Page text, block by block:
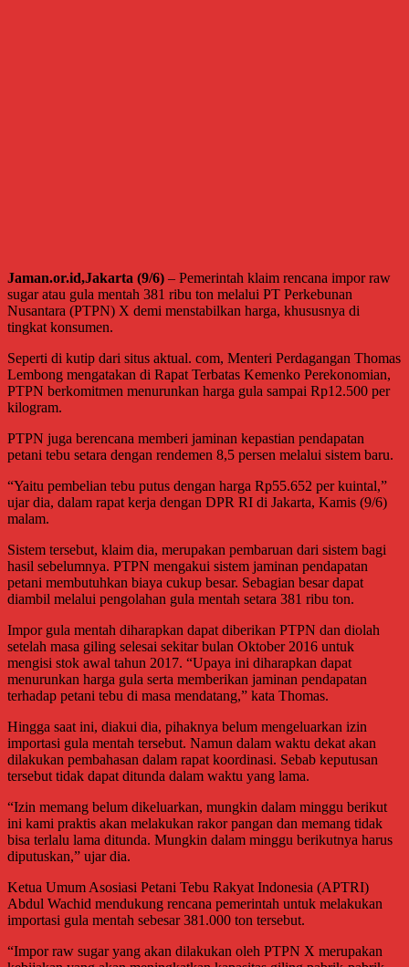
Jaman.or.id,Jakarta (9/6) – Pemerintah klaim rencana impor raw
sugar atau gula mentah 381 ribu ton melalui PT Perkebunan
Nusantara (PTPN) X demi menstabilkan harga, khususnya di
tingkat konsumen.
Seperti di kutip dari situs aktual. com, Menteri Perdagangan Thomas
Lembong mengatakan di Rapat Terbatas Kemenko Perekonomian,
PTPN berkomitmen menurunkan harga gula sampai Rp12.500 per
kilogram.
PTPN juga berencana memberi jaminan kepastian pendapatan
petani tebu setara dengan rendemen 8,5 persen melalui sistem baru.
“Yaitu pembelian tebu putus dengan harga Rp55.652 per kuintal,”
ujar dia, dalam rapat kerja dengan DPR RI di Jakarta, Kamis (9/6)
malam.
Sistem tersebut, klaim dia, merupakan pembaruan dari sistem bagi
hasil sebelumnya. PTPN mengakui sistem jaminan pendapatan
petani membutuhkan biaya cukup besar. Sebagian besar dapat
diambil melalui pengolahan gula mentah setara 381 ribu ton.
Impor gula mentah diharapkan dapat diberikan PTPN dan diolah
setelah masa giling selesai sekitar bulan Oktober 2016 untuk
mengisi stok awal tahun 2017. “Upaya ini diharapkan dapat
menurunkan harga gula serta memberikan jaminan pendapatan
terhadap petani tebu di masa mendatang,” kata Thomas.
Hingga saat ini, diakui dia, pihaknya belum mengeluarkan izin
importasi gula mentah tersebut. Namun dalam waktu dekat akan
dilakukan pembahasan dalam rapat koordinasi. Sebab keputusan
tersebut tidak dapat ditunda dalam waktu yang lama.
“Izin memang belum dikeluarkan, mungkin dalam minggu berikut
ini kami praktis akan melakukan rakor pangan dan memang tidak
bisa terlalu lama ditunda. Mungkin dalam minggu berikutnya harus
diputuskan,” ujar dia.
Ketua Umum Asosiasi Petani Tebu Rakyat Indonesia (APTRI)
Abdul Wachid mendukung rencana pemerintah untuk melakukan
importasi gula mentah sebesar 381.000 ton tersebut.
“Impor raw sugar yang akan dilakukan oleh PTPN X merupakan